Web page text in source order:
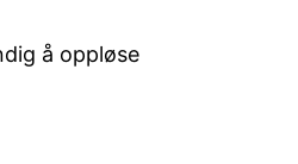
å oppløse